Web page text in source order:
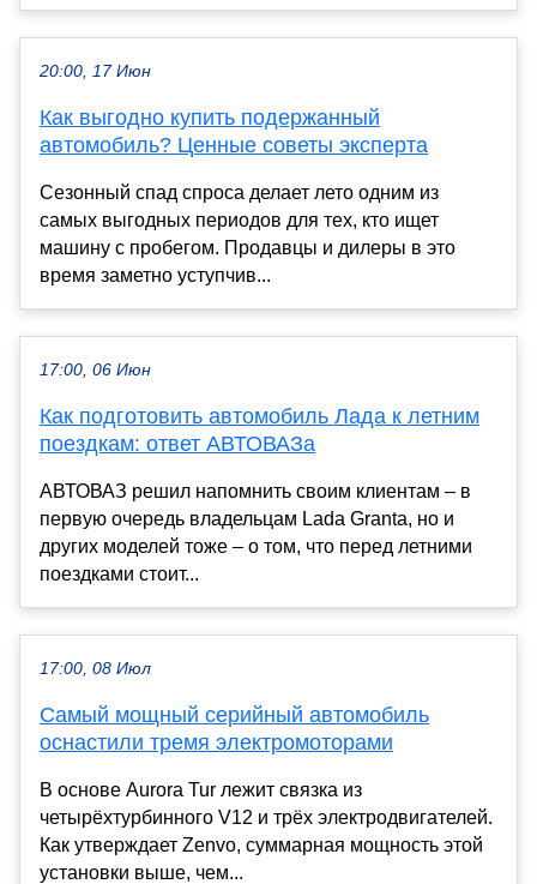
20:00, 17 Июн
Как выгодно купить подержанный
автомобиль? Ценные советы эксперта
Сезонный спад спроса делает лето одним из
самых выгодных периодов для тех, кто ищет
машину с пробегом. Продавцы и дилеры в это
время заметно уступчив...
17:00, 06 Июн
Как подготовить автомобиль Лада к летним
поездкам: ответ АВТОВАЗа
АВТОВАЗ решил напомнить своим клиентам – в
первую очередь владельцам Lada Granta, но и
других моделей тоже – о том, что перед летними
поездками стоит...
17:00, 08 Июл
Самый мощный серийный автомобиль
оснастили тремя электромоторами
В основе Aurora Tur лежит связка из
четырёхтурбинного V12 и трёх электродвигателей.
Как утверждает Zenvo, суммарная мощность этой
установки выше, чем...